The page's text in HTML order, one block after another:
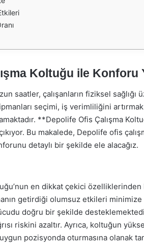
Koltuğu ile Konforu
saatler, çalışanların fiziksel
seçimi, iş verimliliğini
**Depolife Ofis Çalışma
Bu makalede, Depolife ofis
detaylı bir şekilde ele alacağız.
en dikkat çekici
getirdiği olumsuz etkileri
doğru bir şekilde
riskini azaltır. Ayrıca, koltuğun
pozisyonda oturmasına olanak